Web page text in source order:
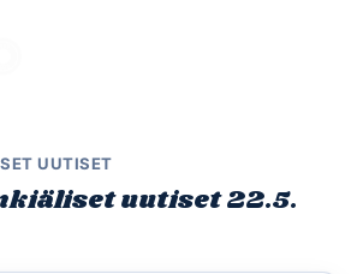
UUTISET
uutiset 22.5.